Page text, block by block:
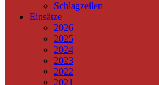
Schlagzeilen
Einsätze
2026
2025
2024
2023
2022
2021